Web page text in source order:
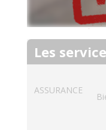
Les
ASSURANCE